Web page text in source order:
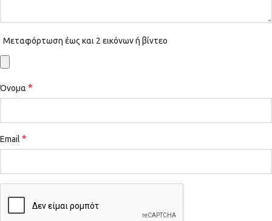
Μεταφόρτωση έως και 2 εικόνων ή βίντεο
Όνομα *
Email *